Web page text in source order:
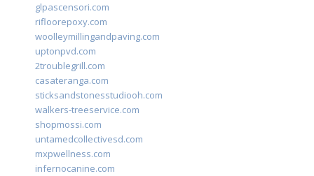
glpascensori.com
rifloorepoxy.com
woolleymillingandpaving.com
uptonpvd.com
2troublegrill.com
casateranga.com
sticksandstonesstudiooh.com
walkers-treeservice.com
shopmossi.com
untamedcollectivesd.com
mxpwellness.com
infernocanine.com